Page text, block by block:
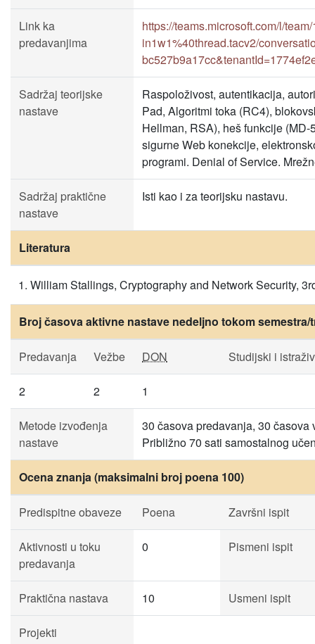
Link ka
predavanjima
https://teams.microsoft.com/l/
in1w1%40thread.tacv2/
Sadržaj teorijske
nastave
Raspoloživost, autentikacija,
Pad, Algoritmi toka (RC4),
Hellman, RSA), heš funkcije
sigurne Web konekcije,
programi. Denial of Service.
Sadržaj praktične
nastave
Isti kao i za teorijsku nastavu.
Literatura
William Stallings, Cryptography and Network Security,
Broj časova aktivne nastave nedeljno tokom
Predavanja Vežbe DON Studijski i
2 2 1
Metode izvođenja
nastave
30 časova predavanja, 30
Približno 70 sati samostalnog
Ocena znanja (maksimalni broj poena 100)
Predispitne obaveze Poena Završni ispit
Aktivnosti u toku
predavanja
0 Pismeni ispit
Praktična nastava 10 Usmeni ispit
Projekti